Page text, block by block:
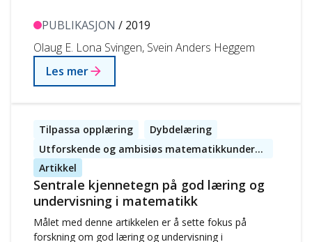
PUBLIKASJON / 2019
Les mer
Olaug E. Lona Svingen, Svein Anders Heggem
Tilpassa opplæring
Dybdelæring
Utforskende og ambisiøs matematikkundervisning
Artikkel
Sentrale kjennetegn på god læring og
undervisning i matematikk
Målet med denne artikkelen er å sette fokus på
forskning om god læring og undervisning i